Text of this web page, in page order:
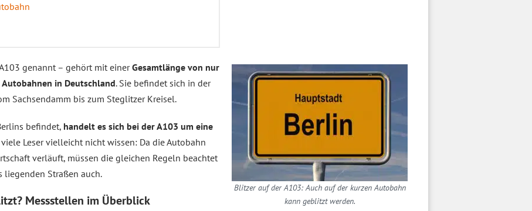
Blitzer auf der A103: Auch auf der kurzen Autobahn
kann geblitzt werden.
genannt – gehört mit einerGesamtlänge von nur
Autobahnen in Deutschland. Sie befindet sich in der
Sachsendamm bis zum Steglitzer Kreisel.
befindet, handelt es sich bei der A103 um eine
viele Leser vielleicht nicht wissen: Da die Autobahn
verläuft, müssen die gleichen Regeln beachtet
Straßen auch.
Messstellen im Überblick